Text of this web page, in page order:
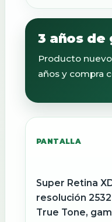
3 años de
Producto
años y compra
PANTALLA
Super Retina
resolución 2532
True Tone,